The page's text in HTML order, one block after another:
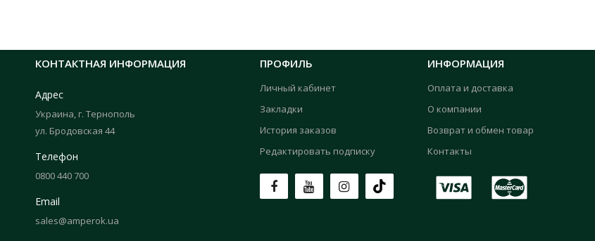
КОНТАКТНАЯ ИНФОРМАЦИЯ
Адрес
Украина, г. Тернополь
ул. Бродовская 44
Телефон
0800 440 700
Email
sales@amperok.ua
ПРОФИЛЬ
Личный кабинет
Закладки
История заказов
Редактировать подписку
ИНФОРМАЦИЯ
Оплата и доставка
О компании
Возврат и обмен товар
Контакты